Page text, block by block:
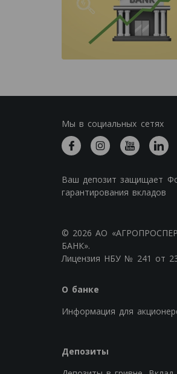
Мы в социальных сетях
Ваш депозит защищает
гарантирования вкладов
© 2026 АО
БАНК».
Лицензия НБУ № 241 от
О банке
Информация для
Депозиты